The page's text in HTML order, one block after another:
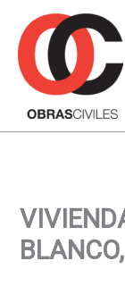
contenido